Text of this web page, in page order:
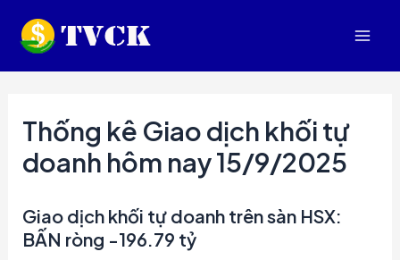
Thống kê Giao dịch khối tự
doanh hôm nay 15/9/2025
Giao dịch khối tự doanh trên sàn HSX:
BẤN ròng -196.79 tỷ